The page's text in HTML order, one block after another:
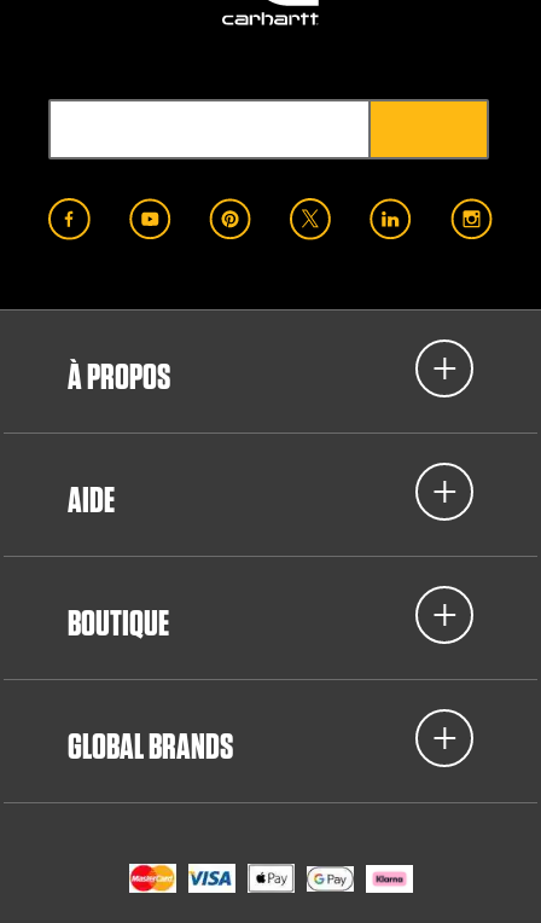
À PROPOS
AIDE
BOUTIQUE
GLOBAL BRANDS